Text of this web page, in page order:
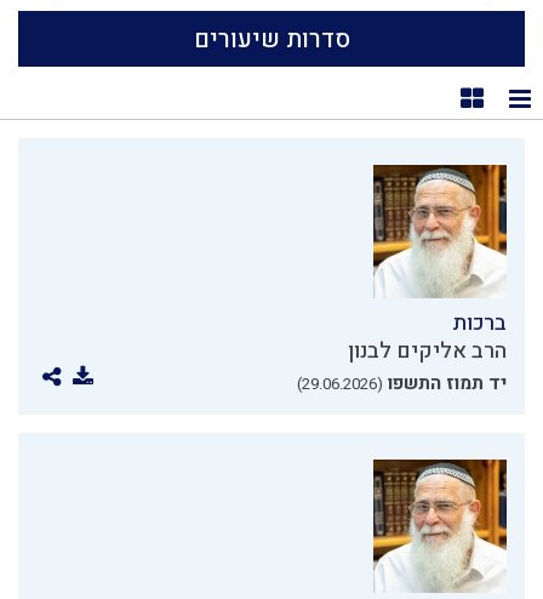
סדרות שיעורים
תצוגת רשימה
תצוגת קוביות
ברכות
הרב אליקים לבנון
יד תמוז התשפו (29.06.2026)